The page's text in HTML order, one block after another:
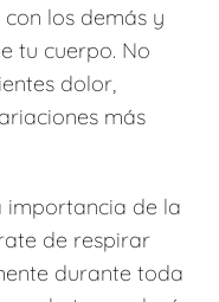
los demás y
tu cuerpo. No
dolor,
más
importancia de la
de respirar
durante toda